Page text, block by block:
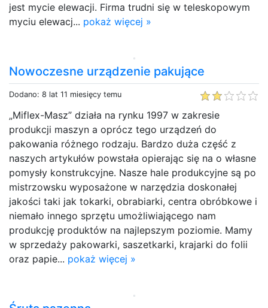
jest mycie elewacji. Firma trudni się w teleskopowym
myciu elewacj... pokaż więcej »
Nowoczesne urządzenie pakujące
Dodano: 8 lat 11 miesięcy temu
„Miflex-Masz” działa na rynku 1997 w zakresie
produkcji maszyn a oprócz tego urządzeń do
pakowania różnego rodzaju. Bardzo duża część z
naszych artykułów powstała opierając się na o własne
pomysły konstrukcyjne. Nasze hale produkcyjne są po
mistrzowsku wyposażone w narzędzia doskonałej
jakości taki jak tokarki, obrabiarki, centra obróbkowe i
niemało innego sprzętu umożliwiającego nam
produkcję produktów na najlepszym poziomie. Mamy
w sprzedaży pakowarki, saszetkarki, krajarki do folii
oraz papie... pokaż więcej »